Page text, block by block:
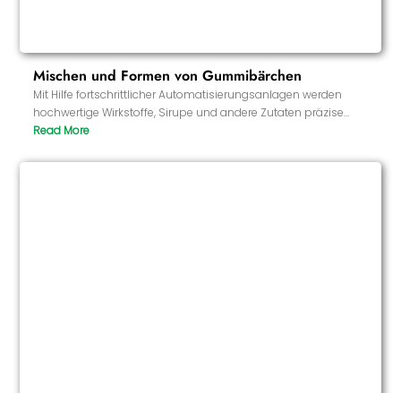
Mischen und Formen von Gummibärchen
Mit Hilfe fortschrittlicher Automatisierungsanlagen werden
hochwertige Wirkstoffe, Sirupe und andere Zutaten präzise
gemischt. Die Formgebung entsprechend der vorgegebenen
jedes Gummis einheitlich sind.